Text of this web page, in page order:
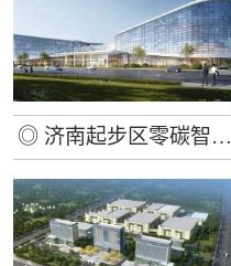
◎ 济南起步区零碳智慧
产业园